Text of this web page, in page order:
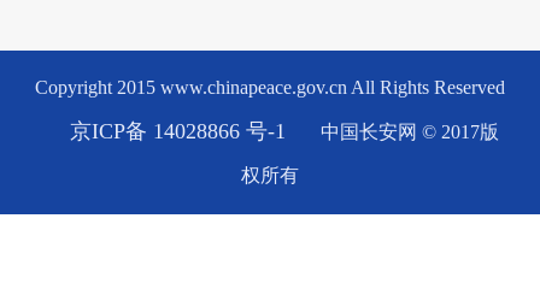
Copyright 2015 www.chinapeace.gov.cn All Rights Reserved
京ICP备 14028866 号-1 中国长安网 © 2017版
权所有